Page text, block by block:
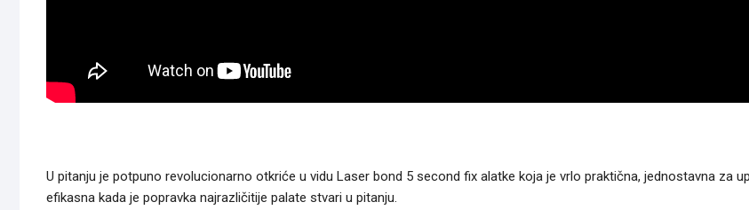
U pitanju je potpuno revolucionarno otkriće u vidu Laser bond 5 second fix alatke koja je vrlo praktična, jednostavna za
efikasna kada je popravka najrazličitije palate stvari u pitanju.